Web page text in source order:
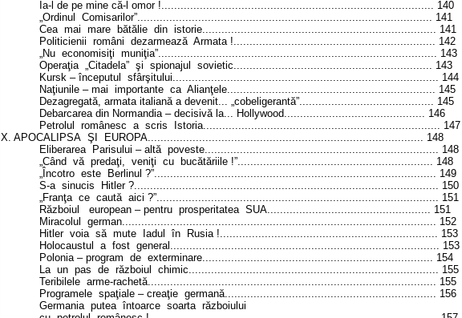
Ia-l de pe mine că-l omor !..................................................................................... 140
„Ordinul
Comisarilor”............................................................................................ 141
Cea mai mare bătălie din istorie......................................................................... 141
Politicienii români dezarmează Armata !............................................................... 142
„Nu economisiţi muniţia”....................................................................................... 143
Operaţia „Citadela” şi spionajul sovietic.............................................................. 143
Kursk – începutul sfârşitului................................................................................... 144
Naţiunile – mai importante ca Alianţele................................................................. 145
Dezagregată, armata italiană a devenit... „cobeligerantă”.......................................... 145
Debarcarea din Normandia – decisivă la... Hollywood............................................ 146
Petrolul
românesc a scris Istoria.......................................................................... 147
X. APOCALIPSA ŞI EUROPA...................................................................................... 148
Eliberarea
Parisului – altă poveste......................................................................... 148
„Când vă predaţi, veniţi cu bucătăriile !”............................................................. 148
„Încotro este Berlinul ?”........................................................................................ 149
S-a sinucis Hitler ?............................................................................................... 150
„Franţa ce caută aici ?”........................................................................................ 151
Războiul
european – pentru prosperitatea SUA................................................... 151
Miracolul
german.................................................................................................. 152
Hitler voia să mute Iadul în Rusia !.................................................................... 153
Holocaustul
a fost general .................................................................................... 153
Polonia – program de exterminare........................................................................ 154
La un pas de războiul chimic.............................................................................. 155
Teribilele arme-rachetă.......................................................................................... 155
Programele spaţiale – creaţie germană.................................................................. 156
Germania putea întoarce soarta războiului